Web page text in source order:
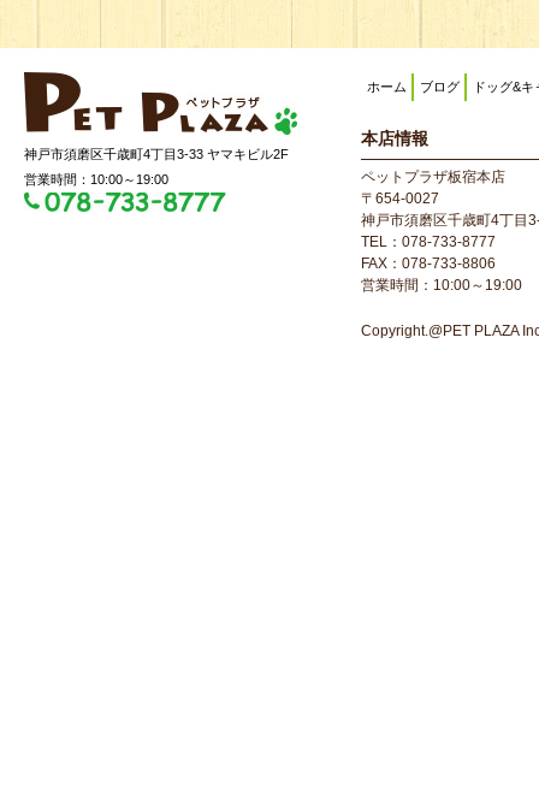
神戸市須磨区千歳町4丁目3-33 ヤマキビル2F
営業時間：10:00～19:00
ホーム ブログ ドッグ&キ
本店情報
ペットプラザ板宿本店
〒654-0027
神戸市須磨区千歳町4丁目
TEL：078-733-8777
FAX：078-733-8806
営業時間：10:00～19:00
Copyright.@PET PLAZA